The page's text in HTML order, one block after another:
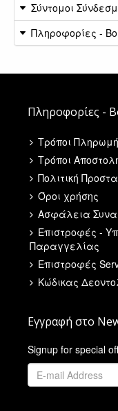
Σύντομοι
Πληροφορίες -
Πληροφορίες -
Τρόποι
Τρόποι
Πολιτική
Όροι χρήσης
Ασφάλεια
Επιστροφές -
Παραγγελίας
Επιστροφές
Κώδικας
Εγγραφή στο
Signup for special